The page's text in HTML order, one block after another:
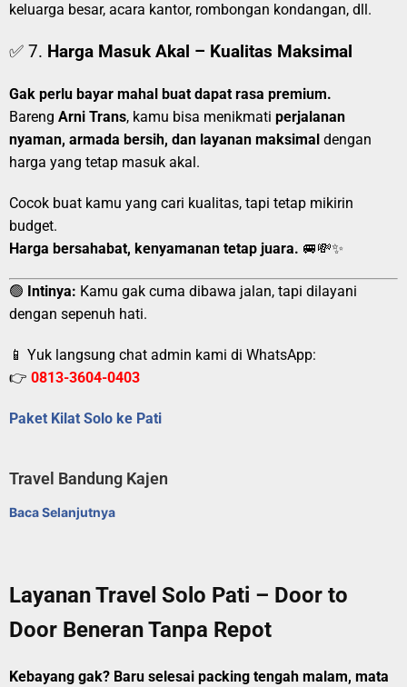
keluarga besar, acara kantor, rombongan kondangan, dll.
✅ 7. Harga Masuk Akal – Kualitas Maksimal
Gak perlu bayar mahal buat dapat rasa premium.
Bareng Arni Trans, kamu bisa menikmati perjalanan
nyaman, armada bersih, dan layanan maksimal dengan
harga yang tetap masuk akal.
Cocok buat kamu yang cari kualitas, tapi tetap mikirin
budget.
Harga bersahabat, kenyamanan tetap juara. 🚐💸✨
🟢 Intinya: Kamu gak cuma dibawa jalan, tapi dilayani
dengan sepenuh hati.
📱 Yuk langsung chat admin kami di WhatsApp:
👉 0813-3604-0403
Paket Kilat Solo ke Pati
Travel Bandung Kajen
Baca Selanjutnya
Layanan Travel Solo Pati – Door to
Door Beneran Tanpa Repot
Kebayang gak? Baru selesai packing tengah malam, mata